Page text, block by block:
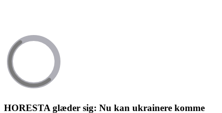
HORESTA glæder sig: Nu kan ukrainere komme